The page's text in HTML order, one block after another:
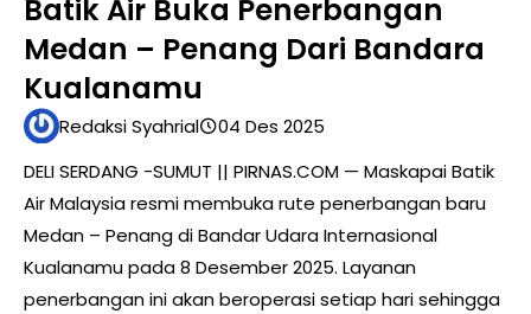
Batik Air Buka Penerbangan
Medan – Penang Dari Bandara
Kualanamu
Redaksi Syahrial
04 Des 2025
DELI SERDANG -SUMUT || PIRNAS.COM — Maskapai Batik
Air Malaysia resmi membuka rute penerbangan baru
Medan – Penang di Bandar Udara Internasional
Kualanamu pada 8 Desember 2025. Layanan
penerbangan ini akan beroperasi setiap hari sehingga